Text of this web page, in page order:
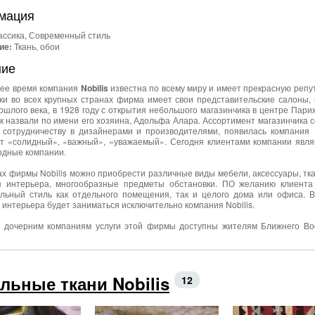
Современный стиль
Ткань, обои
время компания Nobilis известна по всему миру и имеет прекрасную
во всех крупных странах фирма имеет свои представительские
века, в 1928 году с открытия небольшого магазинчика в центре
назвали по имени его хозяина, Адольфа Алара. Ассортимент магазинчика
сотрудничеству в дизайнерами и производителями, появилась
«солидный», «важный», «уважаемый». Сегодня клиентами компании
компании.
фирмы Nobilis можно приобрести различные виды мебели, аксессуары,
интерьера, многообразные предметы обстановки. ПО желанию
стиль как отдельного помещения, так и целого дома или офиса.
будет заниматься исключительно компания Nobilis.
дочерним компаниям услуги этой фирмы доступны жителям Ближнего
ткани Nobilis 12